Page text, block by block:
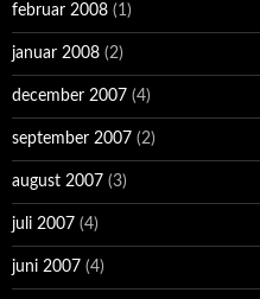
februar 2008 (1)
januar 2008 (2)
december 2007 (4)
september 2007 (2)
august 2007 (3)
juli 2007 (4)
juni 2007 (4)